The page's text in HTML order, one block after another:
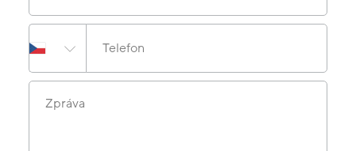
Telefon
Zpráva